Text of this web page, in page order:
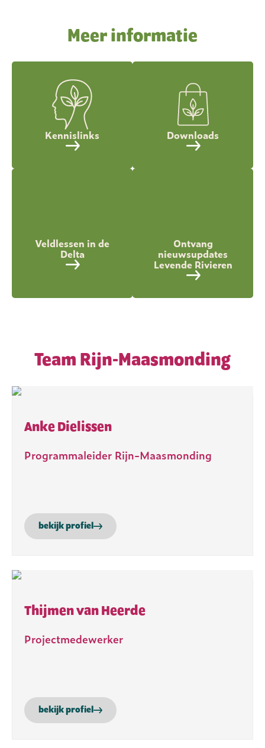
Meer informatie
Kennislinks Downloads
Veldlessen in de
Delta
Ontvang
nieuwsupdates
Levende Rivieren
Team Rijn-Maasmonding
Anke Dielissen
Programmaleider Rijn-Maasmonding
bekijk profiel
Thijmen van Heerde
Projectmedewerker
bekijk profiel